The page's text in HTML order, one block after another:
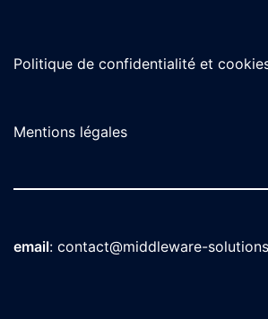
Politique de confidentialité et
Mentions légales
email: contact@middleware-